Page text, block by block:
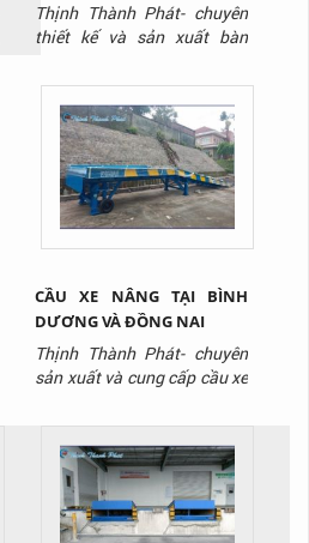
Thịnh Thành Phát- chuyên
thiết kế và sản xuất bàn
giá tốt nhất thị trường, liên
hệ ngay Hotline: 0917 951
917 để được tư vấn và báo
giá.
CẦU XE NÂNG TẠI BÌNH
DƯƠNG VÀ ĐỒNG NAI
Thịnh Thành Phát- chuyên
sản xuất và cung cấp cầu xe
giá tốt nhất thị trường, liên
hệ ngay Hotline: 0917 951
917 để được tư vấn và báo
giá sản phẩm.